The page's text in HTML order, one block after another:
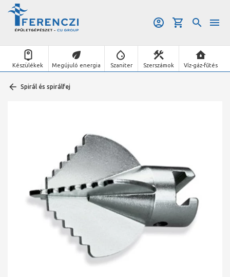
Készülékek Megújuló energia Szaniter Szerszámok Víz-gáz-fűtés
Spirál és spirálfej